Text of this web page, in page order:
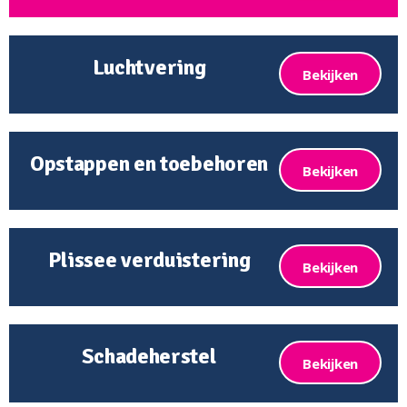
Luchtvering Bekijken
Opstappen en toebehoren Bekijken
Plissee verduistering Bekijken
Schadeherstel Bekijken